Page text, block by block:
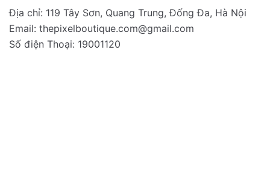
Địa chỉ: 119 Tây Sơn, Quang Trung, Đống Đa, Hà Nội
Email: thepixelboutique.com@gmail.com
Số điện Thoại: 19001120